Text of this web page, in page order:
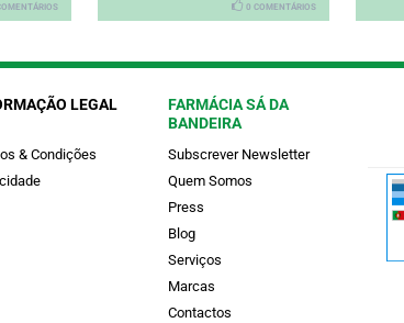
0 COMENTÁRIOS
LEGAL
& Condições
FARMÁCIA SÁ DA
BANDEIRA
Subscrever Newsletter
Quem Somos
Press
Blog
Serviços
Marcas
Contactos